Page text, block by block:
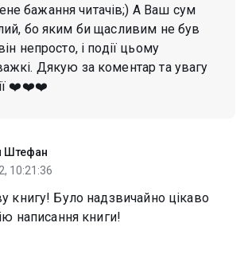
бажання читачів;) А Ваш сум
бо яким би щасливим не був
непросто, і події цьому
Дякую за коментар та увагу
❤️❤️❤️
Штефан
10:21:36
книгу! Було надзвичайно цікаво
написання книги!